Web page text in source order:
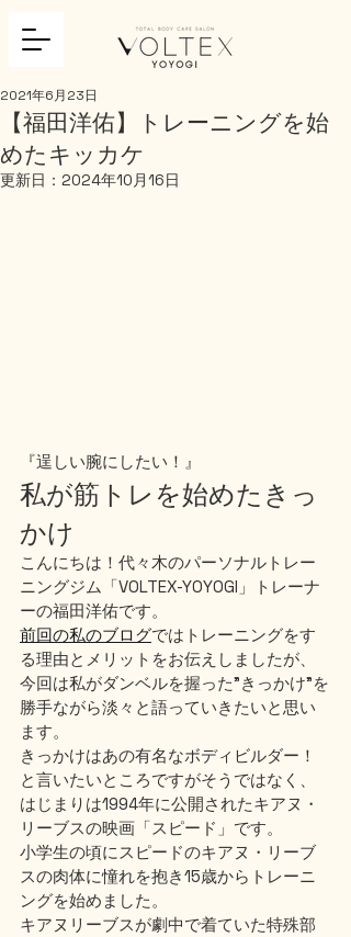
【福田洋佑】トレーニングを始
めたキッカケ
2021年6月23日
更新日： 2024年10月16日
『逞しい腕にしたい！』
私が筋トレを始めたきっ
かけ
こんにちは！代々木のパーソナルトレー
ニングジム「VOLTEX-YOYOGI」トレーナ
ーの福田洋佑です。
前回の私のブログではトレーニングをす
る理由とメリットをお伝えしましたが、
今回は私がダンベルを握った”きっかけ”を
勝手ながら淡々と語っていきたいと思い
ます。
きっかけはあの有名なボディビルダー！
と言いたいところですがそうではなく、
はじまりは1994年に公開されたキアヌ・
リーブスの映画「スピード」です。
小学生の頃にスピードのキアヌ・リーブ
スの肉体に憧れを抱き15歳からトレーニ
ングを始めました。
キアヌリーブスが劇中で着ていた特殊部